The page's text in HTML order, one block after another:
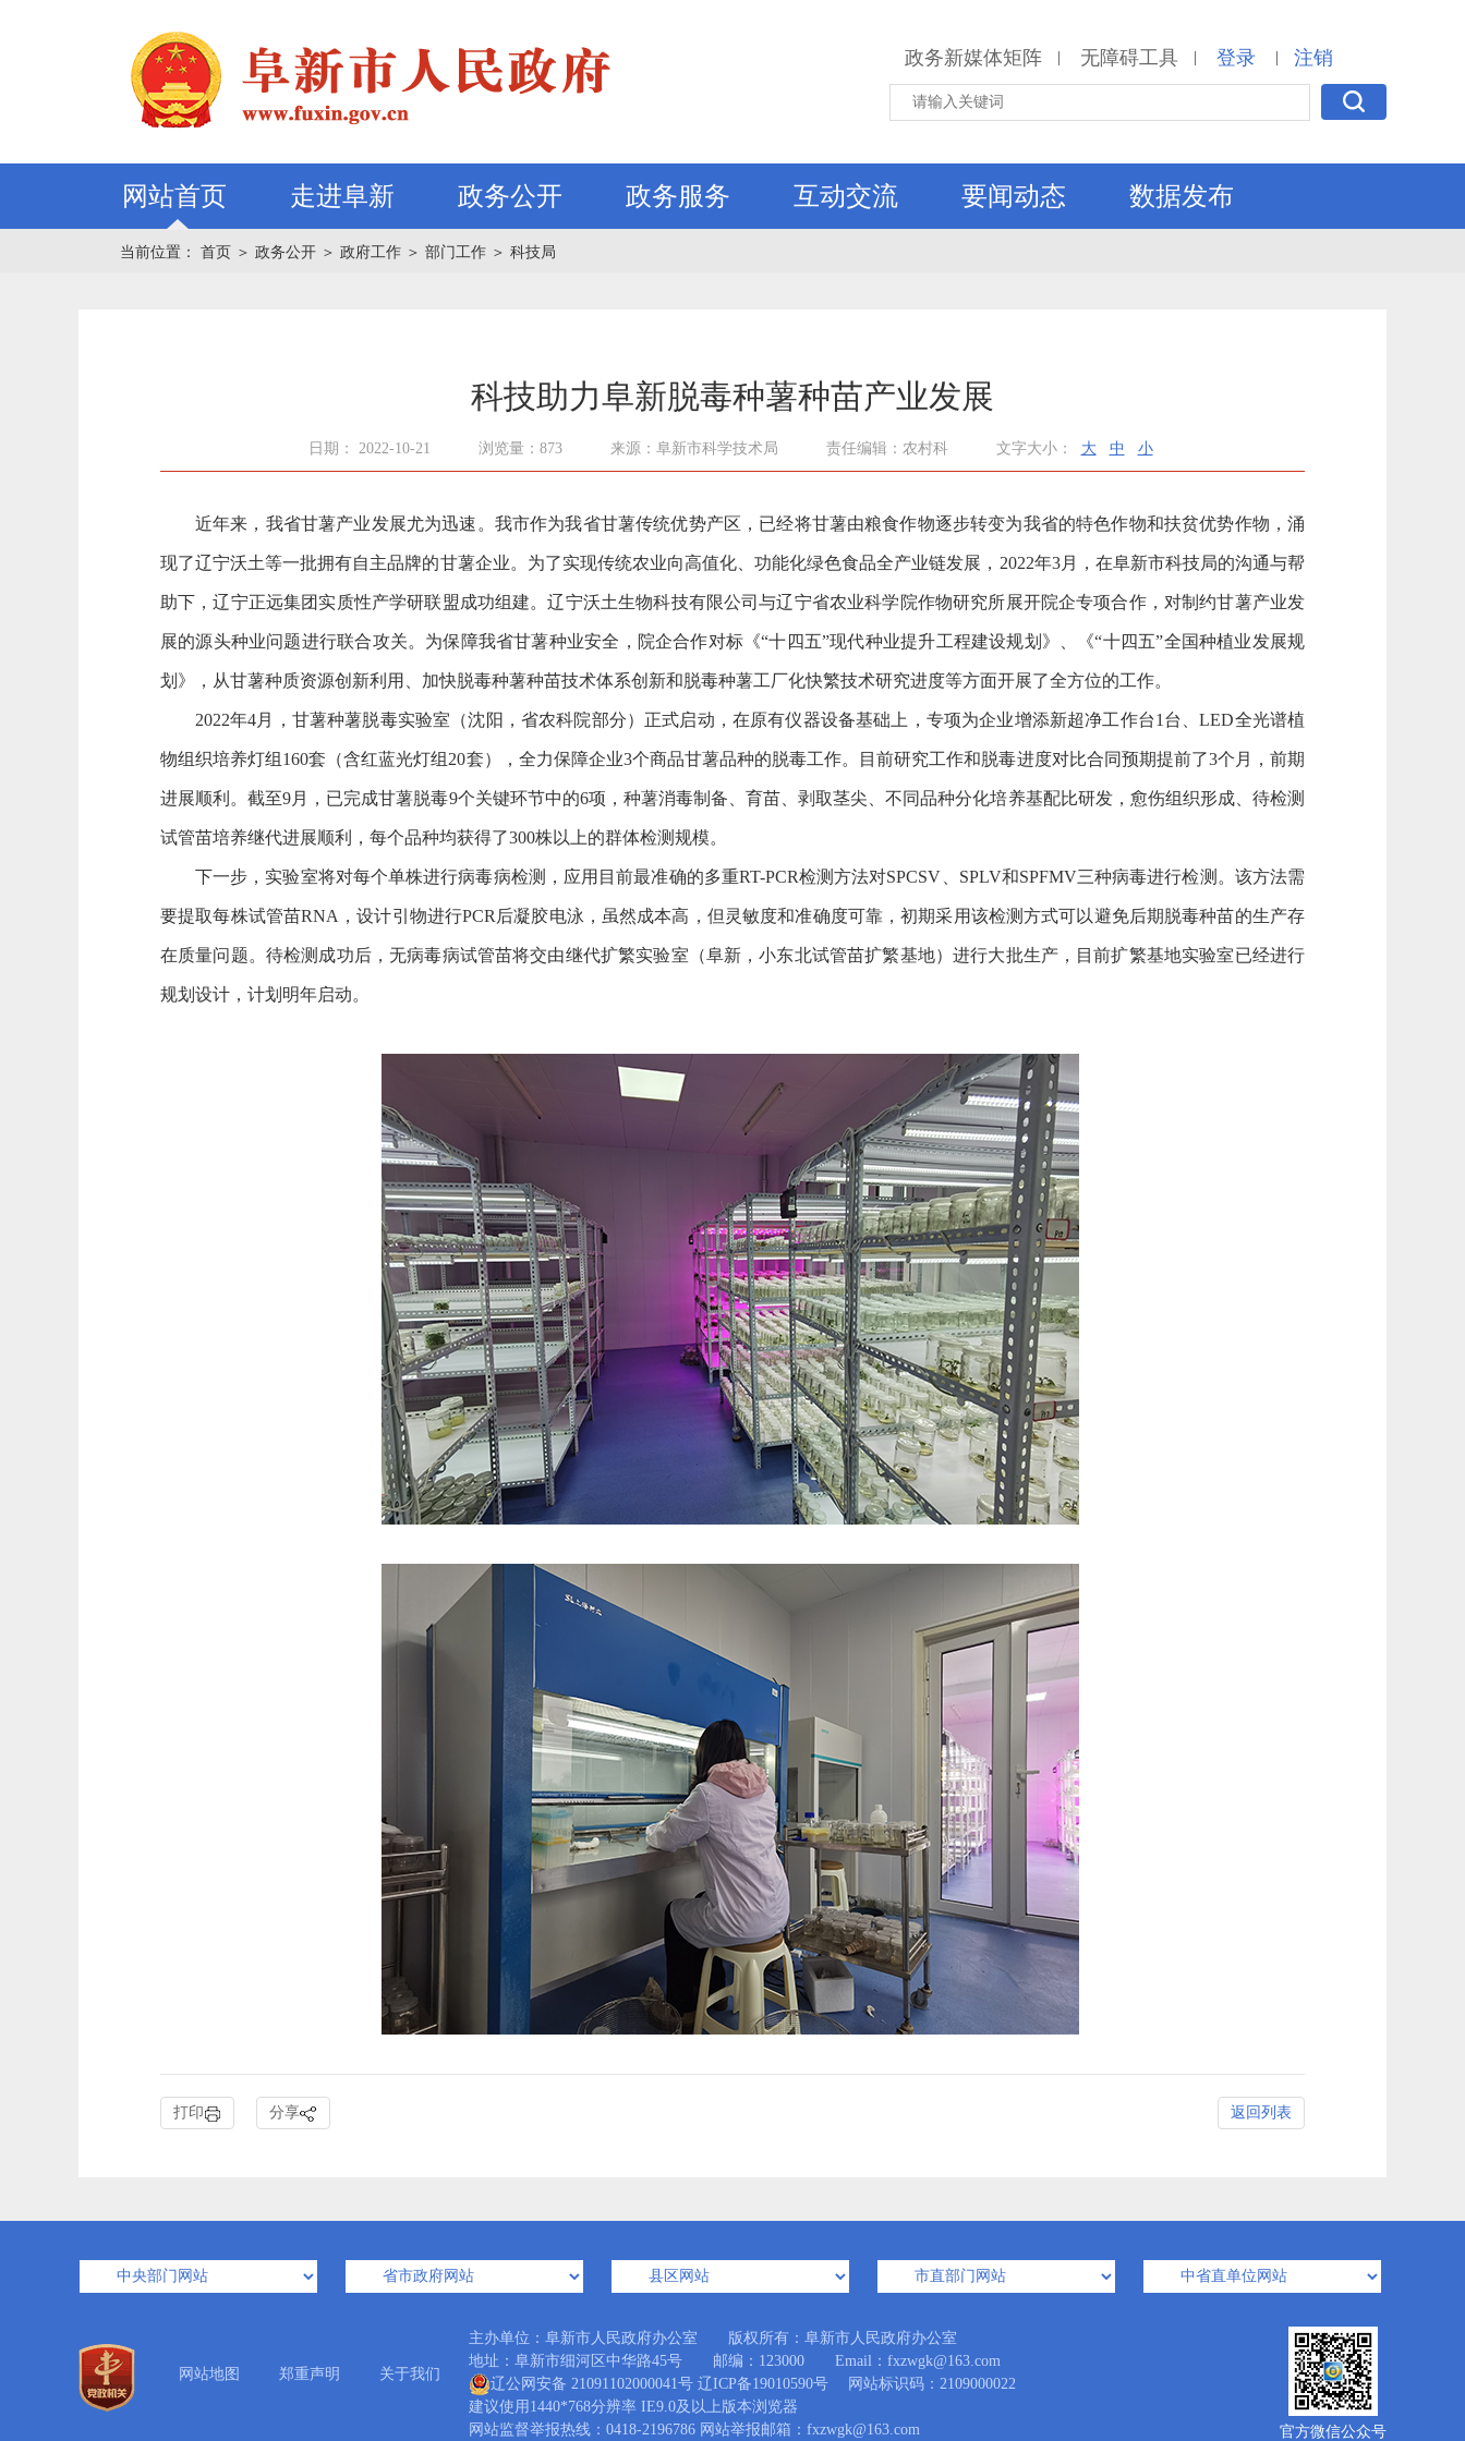
政务新媒体矩阵 | 无障碍工具 | 登录 | 注销
网站首页 走进阜新 政务公开 政务服务 互动交流 要闻动态 数据发布
当前位置： 首页 ＞ 政务公开 ＞ 政府工作 ＞ 部门工作 ＞ 科技局
科技助力阜新脱毒种薯种苗产业发展
日期： 2022-10-21 浏览量：873 来源：阜新市科学技术局 责任编辑：农村科 文字大小： 大 中 小
近年来，我省甘薯产业发展尤为迅速。 我市作为我省甘薯传统优势产区，已经将甘薯由粮食作物逐步转变为我省的特色作物和扶贫优势作物，涌
现了辽宁沃土等一批拥有自主品牌的甘薯企业。为了实现传统农业向高值化、功能化绿色食品全产业链发展， 2022年3月，在阜新市科技局的沟通与帮
助下，辽宁正远集团实质性产学研联盟成功组建。辽宁沃土生物科技有限公司与辽宁省农业科学院作物研究所展开院企专项合作，对制约甘薯产业发
展的源头种业问题进行联合攻关。为保障我省甘薯种业安全，院企合作对标《“十四五”现代种业提升工程建设规划》、《“十四五”全国种植业发展规
划》，从甘薯种质资源创新利用、加快脱毒种薯种苗技术体系创新和脱毒种薯工厂化快繁技术研究进度等方面开展了全方位的工作。
2022年4月，甘薯种薯脱毒实验室（沈阳，省农科院部分）正式启动，在原有仪器设备基础上，专项为企业增添新超净工作台1台、LED全光谱植
物组织培养灯组160套（含红蓝光灯组20套），全力保障企业3个商品甘薯品种的脱毒工作。目前研究工作和脱毒进度对比合同预期提前了3个月，前期
进展顺利。截至9月，已完成甘薯脱毒9个关键环节中的6项，种薯消毒制备、育苗、剥取茎尖、不同品种分化培养基配比研发，愈伤组织形成、待检测
试管苗培养继代进展顺利，每个品种均获得了300株以上的群体检测规模。
下一步，实验室将对每个单株进行病毒病检测，应用目前最准确的多重RT-PCR检测方法对SPCSV、SPLV和SPFMV三种病毒进行检测。该方法需
要提取每株试管苗RNA，设计引物进行PCR后凝胶电泳，虽然成本高，但灵敏度和准确度可靠，初期采用该检测方式可以避免后期脱毒种苗的生产存
在质量问题。待检测成功后，无病毒病试管苗将交由继代扩繁实验室（阜新，小东北试管苗扩繁基地）进行大批生产，目前扩繁基地实验室已经进行
规划设计，计划明年启动。
打印 分享 返回列表
网站地图 郑重声明 关于我们
主办单位：阜新市人民政府办公室 版权所有：阜新市人民政府办公室
地址：阜新市细河区中华路45号 邮编：123000 Email：fxzwgk@163.com
辽公网安备 21091102000041号 辽ICP备19010590号 网站标识码：2109000022
建议使用1440*768分辨率 IE9.0及以上版本浏览器
网站监督举报热线：0418-2196786 网站举报邮箱：fxzwgk@163.com
官方微信公众号